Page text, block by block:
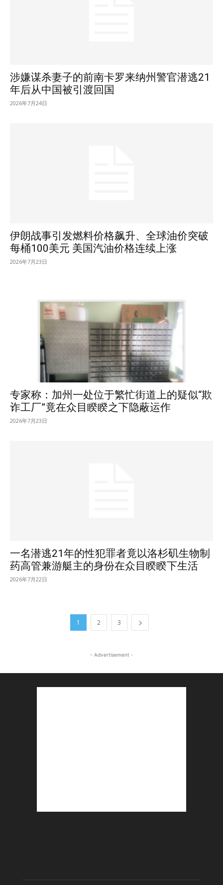
涉嫌谋杀妻子的前南卡罗来纳州警官潜逃21
年后从中国被引渡回国
2026年7月24日
伊朗战事引发燃料价格飙升、全球油价突破
每桶100美元 美国汽油价格连续上涨
2026年7月23日
专家称：加州一处位于繁忙街道上的疑似“欺
诈工厂”竟在众目睽睽之下隐蔽运作
2026年7月23日
一名潜逃21年的性犯罪者竟以洛杉矶生物制
药高管兼游艇主的身份在众目睽睽下生活
2026年7月22日
1 2 3
- Advertisement -